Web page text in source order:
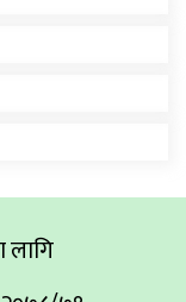
लागि